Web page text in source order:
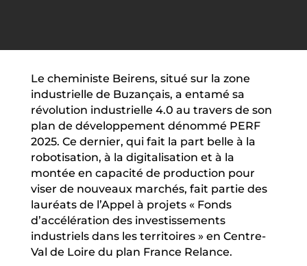
Le cheministe Beirens, situé sur la zone
industrielle de Buzançais, a entamé sa
révolution industrielle 4.0 au travers de son
plan de développement dénommé PERF
2025. Ce dernier, qui fait la part belle à la
robotisation, à la digitalisation et à la
montée en capacité de production pour
viser de nouveaux marchés, fait partie des
lauréats de l’Appel à projets « Fonds
d’accélération des investissements
industriels dans les territoires » en Centre-
Val de Loire du plan France Relance.